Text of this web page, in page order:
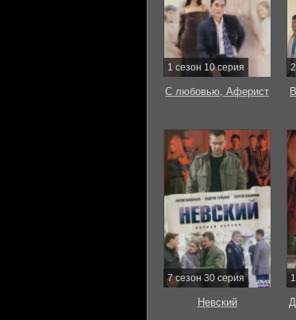
1 сезон 10 серия
С любовью, Аферист
7 сезон 30 серия
Невский